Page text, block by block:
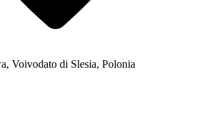
Voivodato di Slesia, Polonia